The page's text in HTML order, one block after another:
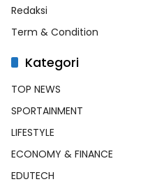
Redaksi
Term & Condition
Kategori
TOP NEWS
SPORTAINMENT
LIFESTYLE
ECONOMY & FINANCE
EDUTECH